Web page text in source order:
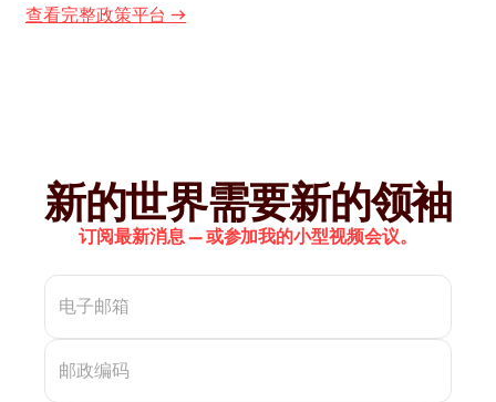
查看完整政策平台 →
新的世界需要新的领袖
订阅最新消息 — 或参加我的小型视频会议。